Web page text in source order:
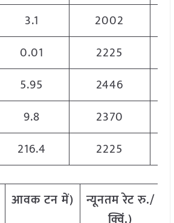
3.1
2002
0.01
2225
5.95
2446
9.8
2370
216.4 2225
आवकटनमें) न्यूनतमरेटरु./